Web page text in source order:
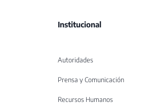
Institucional
Autoridades
Prensa y Comunicación
Recursos Humanos